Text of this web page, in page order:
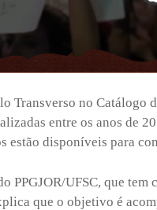
Transverso no Catálogo
entre os anos de
estão disponíveis para
PPGJOR/UFSC, que tem
que o objetivo é